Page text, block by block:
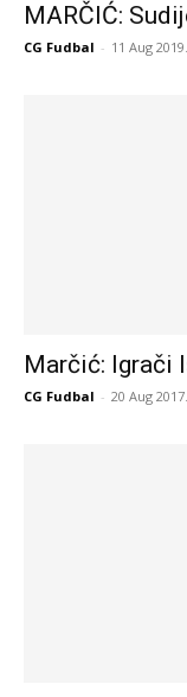
MARČIĆ:
CG Fudbal - 11 Aug
Marčić: Igrači
CG Fudbal - 20 Aug